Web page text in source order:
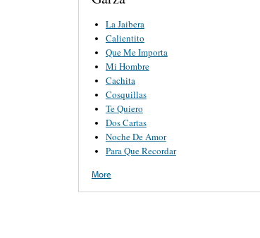
La Jaibera
Calientito
Que Me Importa
Mi Hombre
Cachita
Cosquillas
Te Quiero
Dos Cartas
Noche De Amor
Para Que Recordar
More